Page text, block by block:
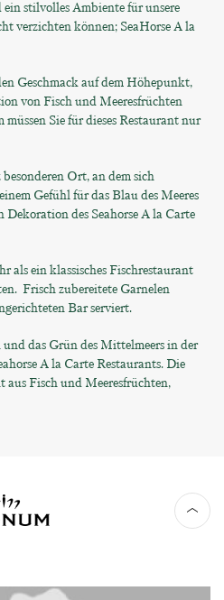
stilvolles Ambiente für unsere
verzichten können; SeaHorse A la
Geschmack auf dem Höhepunkt,
von Fisch und Meeresfrüchten
Sie für dieses Restaurant nur
Ort, an dem sich
Gefühl für das Blau des Meeres
des Seahorse A la Carte
als ein klassisches Fischrestaurant
Frisch zubereitete Garnelen
Bar serviert.
und das Grün des Mittelmeers in der
A la Carte Restaurants. Die
aus Fisch und Meeresfrüchten,